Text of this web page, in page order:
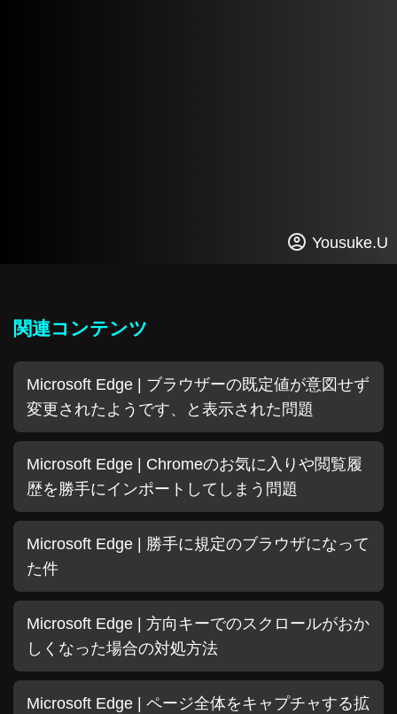
Yousuke.U
関連コンテンツ
Microsoft Edge | ブラウザーの既定値が意図せず
変更されたようです、と表示された問題
Microsoft Edge | Chromeのお気に入りや閲覧履
歴を勝手にインポートしてしまう問題
Microsoft Edge | 勝手に規定のブラウザになって
た件
Microsoft Edge | 方向キーでのスクロールがおか
しくなった場合の対処方法
Microsoft Edge | ページ全体をキャプチャする拡